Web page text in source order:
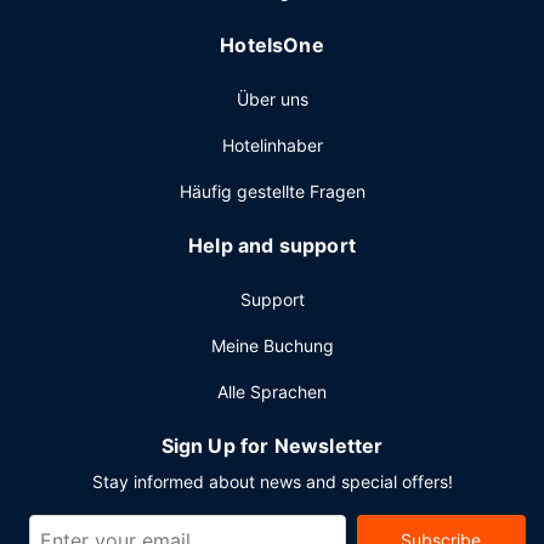
Zum Angebot gehören ein kostenloser Internetzugang per
Für Veranstaltungen beherbergt dieses Hotel 2
Tagungsräume. Vor Ort gibt es Folgendes: Parken ohne
HotelsOne
Über uns
Hotelinhaber
Häufig gestellte Fragen
Help and support
Support
Meine Buchung
Alle Sprachen
Sign Up for Newsletter
Stay informed about news and special offers!
Subscribe